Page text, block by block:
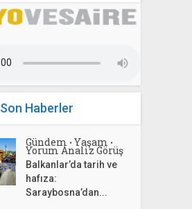
Son Haberler
Gündem • Yaşam •
Yorum Analiz Görüş
Balkanlar’da tarih ve
hafıza:
Saraybosna’dan...